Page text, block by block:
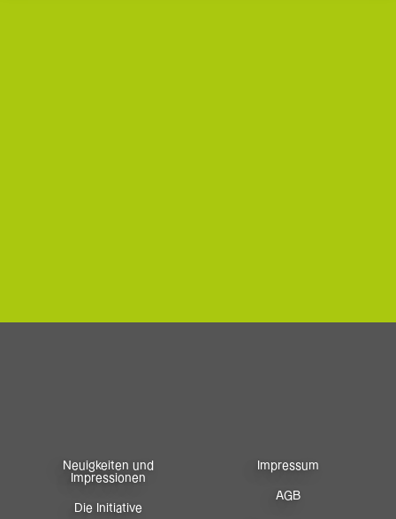
Neuigkeiten und
Impressionen
Die Initiative
Impressum
AGB